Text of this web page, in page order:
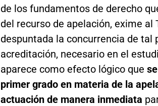
de los fundamentos de derecho
del recurso de apelación, exime al
despuntada la concurrencia de tal
acreditación, necesario en el
aparece como efecto lógico que
primer grado en materia de la
actuación de manera inmediata